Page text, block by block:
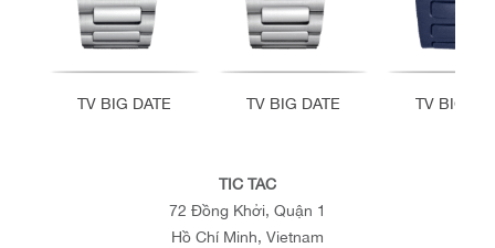
TV BIG DATE TV BIG DATE TV BIG
TIC TAC
72 Đồng Khởi, Quận 1
Hồ Chí Minh, Vietnam